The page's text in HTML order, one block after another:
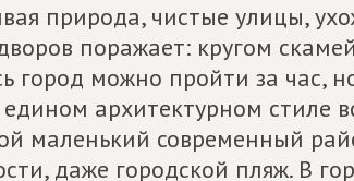
природа, чистые улицы,
поражает: кругом
город можно пройти за час,
архитектурном стиле
маленький современный
даже городской пляж. В